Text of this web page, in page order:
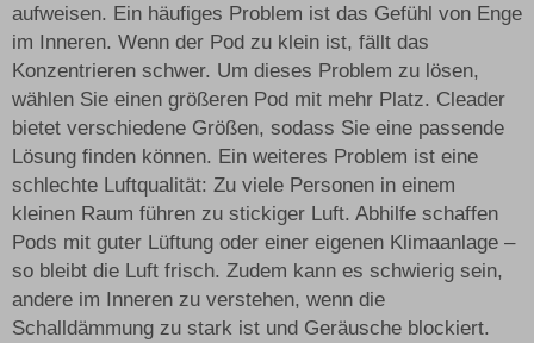
aufweisen. Ein häufiges Problem ist das Gefühl von Enge
im Inneren. Wenn der Pod zu klein ist, fällt das
Konzentrieren schwer. Um dieses Problem zu lösen,
wählen Sie einen größeren Pod mit mehr Platz. Cleader
bietet verschiedene Größen, sodass Sie eine passende
Lösung finden können. Ein weiteres Problem ist eine
schlechte Luftqualität: Zu viele Personen in einem
kleinen Raum führen zu stickiger Luft. Abhilfe schaffen
Pods mit guter Lüftung oder einer eigenen Klimaanlage –
so bleibt die Luft frisch. Zudem kann es schwierig sein,
andere im Inneren zu verstehen, wenn die
Schalldämmung zu stark ist und Geräusche blockiert.